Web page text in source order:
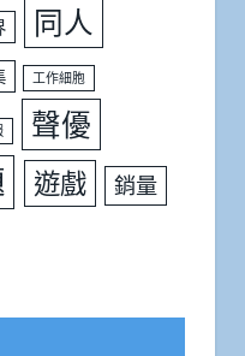
同人
工作細胞
聲優
遊戲 銷量